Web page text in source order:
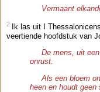
Vermaant
2
Ik las uit I
veertiende hoofdstuk van
De mens, uit
onrust.
Als een bloem
heen en houdt geen